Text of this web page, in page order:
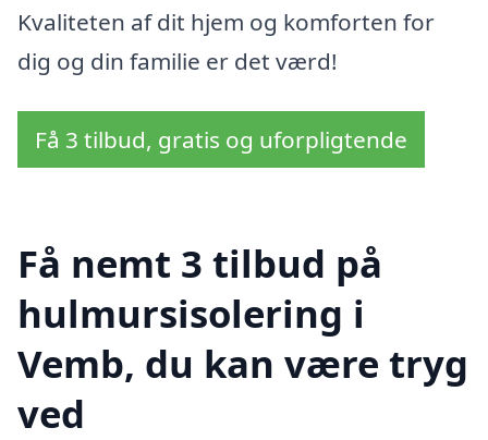
Kvaliteten af dit hjem og komforten for
dig og din familie er det værd!
Få 3 tilbud, gratis og uforpligtende
Få nemt 3 tilbud på
hulmursisolering i
Vemb, du kan være tryg
ved